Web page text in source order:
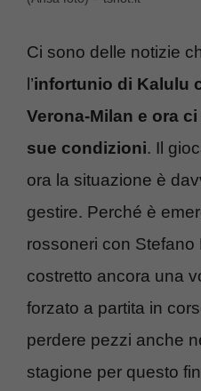
Ci sono delle notizie
l’infortunio di Kalulu
Verona-Milan e ora
sue condizioni. Il
ora la situazione è
gestire. Perché è
rossoneri con Stefano
costretto ancora una
forzato a partita in
perdere pezzi anche
stagione per questo